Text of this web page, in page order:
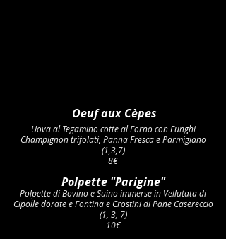
Oeuf aux Cèpes
Uova al Tegamino cotte al Forno con Funghi
Champignon trifolati, Panna Fresca e Parmigiano
(1,3,7)
8€
Polpette "Parigine"
Polpette di Bovino e Suino immerse in Vellutata di
Cipolle dorate e Fontina e Crostini di Pane Casereccio
(1, 3, 7)
10€